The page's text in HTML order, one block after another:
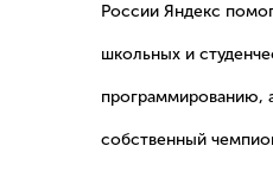
России Яндекс
школьных и
программированию,
собственный